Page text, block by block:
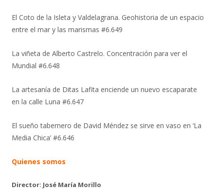
El Coto de la Isleta y Valdelagrana. Geohistoria de un espacio
entre el mar y las marismas #6.649
La viñeta de Alberto Castrelo. Concentración para ver el
Mundial #6.648
La artesanía de Ditas Lafita enciende un nuevo escaparate
en la calle Luna #6.647
El sueño tabernero de David Méndez se sirve en vaso en ‘La
Media Chica’ #6.646
Quienes somos
Director: José María Morillo